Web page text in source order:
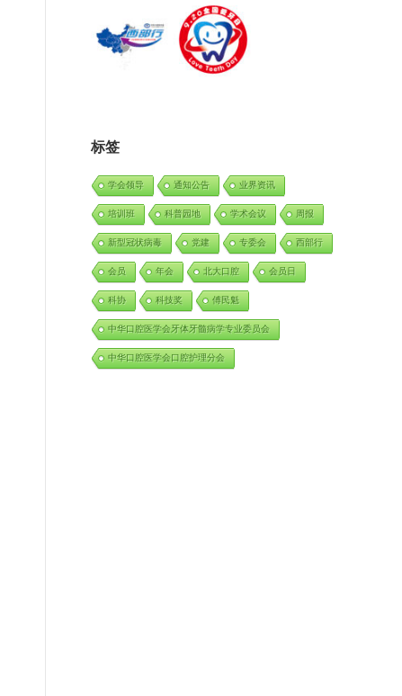
标签
学会领导 通知公告 业界资讯
培训班 科普园地 学术会议 周报
新型冠状病毒 党建 专委会 西部行
会员 年会 北大口腔 会员日
科协 科技奖 傅民魁
中华口腔医学会牙体牙髓病学专业委员会
中华口腔医学会口腔护理分会